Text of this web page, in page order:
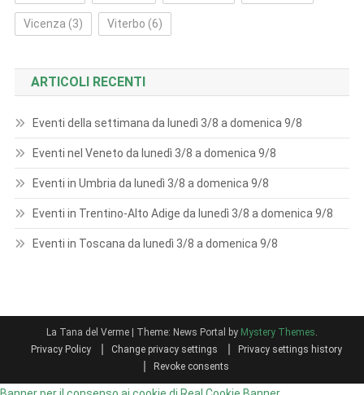
Vicenza (3) Viterbo (6)
ARTICOLI RECENTI
Eventi della settimana da lunedì 3/8 a domenica 9/8
Eventi nel Veneto da lunedì 3/8 a domenica 9/8
Eventi in Umbria da lunedì 3/8 a domenica 9/8
Eventi in Trentino-Alto Adige da lunedì 3/8 a domenica 9/8
Eventi in Toscana da lunedì 3/8 a domenica 9/8
La Tana del Verme Theme: News Portal by Mystery Themes.
Privacy Policy
Change privacy settings
Privacy settings history
Revoke consents